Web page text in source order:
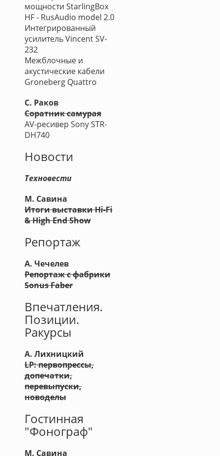
мощности StarlingBox
HF - RusAudio model 2.0
Интегрированный
усилитель Vincent SV-
232
Межблочные и
акустические кабели
Groneberg Quattro
С. Раков
Соратник самурая
AV-ресивер Sony STR-
DH740
Новости
Техновести
М. Савина
Итоги выставки Hi-Fi
& High End Show
Репортаж
А. Чечелев
Репортаж с фабрики
Sonus Faber
Впечатления.
Позиции.
Ракурсы
А. Лихницкий
LP: первопрессы,
допечатки,
перевыпуски,
новоделы
Гостинная
"Фонограф"
М. Савина